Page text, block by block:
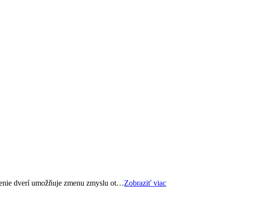
dverí umožňuje zmenu zmyslu ot…Zobraziť viac